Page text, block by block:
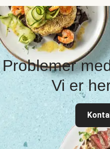
Problemer
Vi er